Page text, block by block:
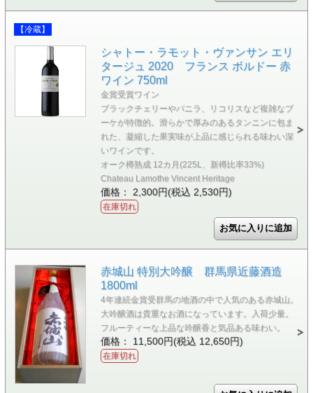
【冷蔵】
シャトー・ラモット・ヴァンサン エリ
タージュ 2020 フランス ボルドー 赤
ワイン 750ml
金賞受賞ワイン
ブラックチェリーやバニラ、リコリスなど複雑なブ
ーケが特徴的。滑らかで厚みのあるタンニンに包ま
れた、凝縮した果実味が上品に感じられる味わい深
いワインです。
オーク樽熟成 12カ月(225L、新樽比率33%)
Chateau Lamothe Vincent Heritage
価格： 2,300円(税込 2,530円)
在庫切れ
赤城山 特別大吟醸 群馬県近藤酒造
1800ml
4年連続金賞受群馬の地酒の中で人気のある赤城山。
大吟醸酒は貴重なお酒になっています。入荷少量。
フルーティーな上品な吟醸香と気品ある味わい。
価格： 11,500円(税込 12,650円)
在庫切れ